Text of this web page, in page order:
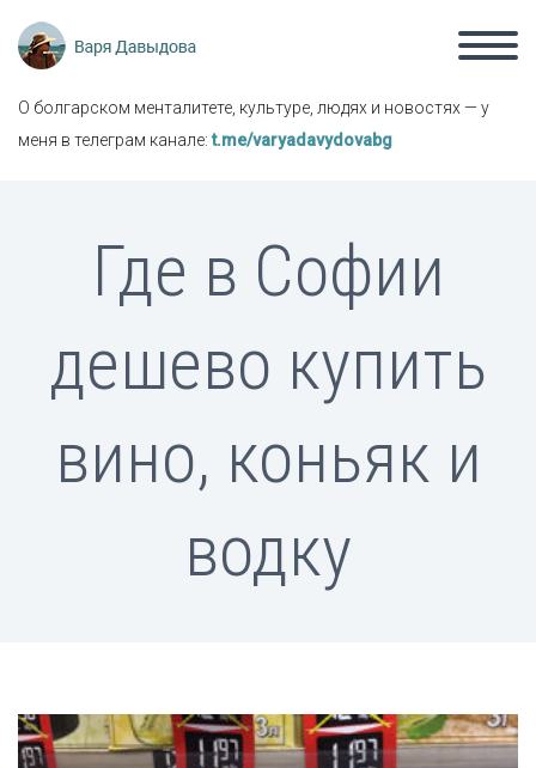
О болгарском менталитете, культуре, людях и новостях — у
меня в телеграм канале:t.me/varyadavydovabg
Где в Софии
дешево купить
вино, коньяк и
водку